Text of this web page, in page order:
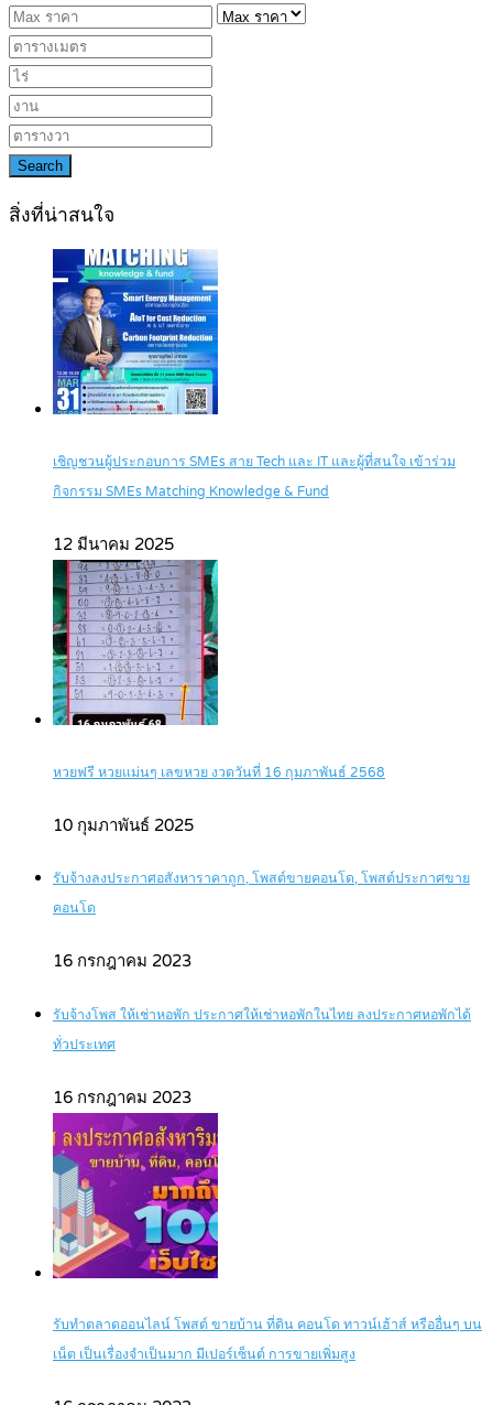
Search
สิ่งที่น่าสนใจ
เชิญชวนผู้ประกอบการ SMEs สาย Tech และ IT และผู้ที่สนใจ เข้าร่วม
กิจกรรม SMEs Matching Knowledge & Fund
12 มีนาคม 2025
หวยฟรี หวยแม่นๆ เลขหวย งวดวันที่ 16 กุมภาพันธ์ 2568
10 กุมภาพันธ์ 2025
รับจ้างลงประกาศอสังหาราคาถูก, โพสต์ขายคอนโด, โพสต์ประกาศขาย
คอนโด
16 กรกฎาคม 2023
รับจ้างโพส ให้เช่าหอพัก ประกาศให้เช่าหอพักในไทย ลงประกาศหอพักได้
ทั่วประเทศ
16 กรกฎาคม 2023
รับทำตลาดออนไลน์ โพสต์ ขายบ้าน ที่ดิน คอนโด ทาวน์เฮ้าส์ หรืออื่นๆ บน
เน็ต เป็นเรื่องจำเป็นมาก มีเปอร์เซ็นต์ การขายเพิ่มสูง